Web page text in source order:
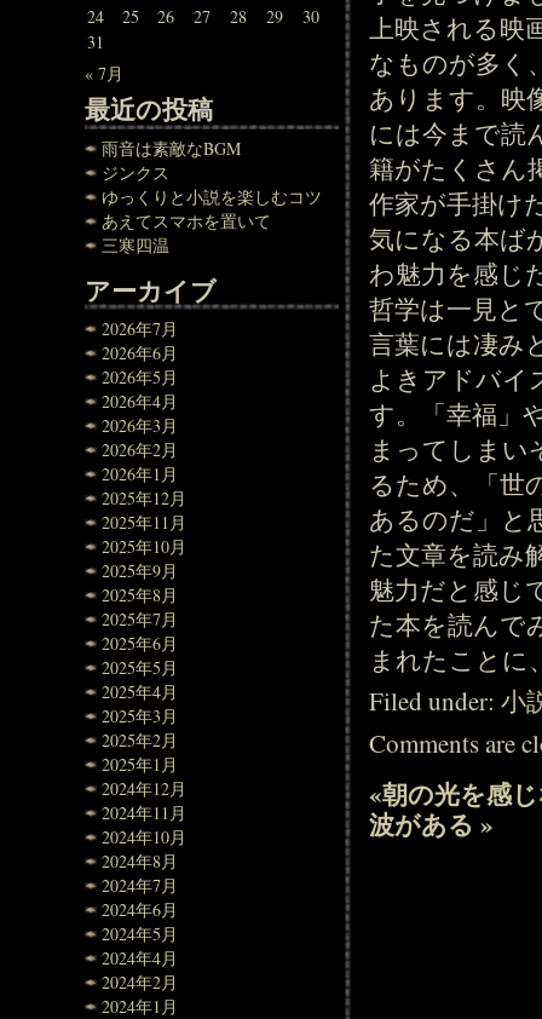
24
25 26 27 28 29
30
31
« 7月
最近の投稿
雨音は素敵なBGM
ジンクス
ゆっくりと小説を楽しむコツ
あえてスマホを置いて
三寒四温
アーカイブ
2026年7月
2026年6月
2026年5月
2026年4月
2026年3月
2026年2月
2026年1月
2025年12月
2025年11月
2025年10月
2025年9月
2025年8月
2025年7月
2025年6月
2025年5月
2025年4月
2025年3月
2025年2月
2025年1月
2024年12月
2024年11月
2024年10月
2024年8月
2024年7月
2024年6月
2024年5月
2024年4月
2024年2月
2024年1月
上映される
なものが多く
あります。映
には今まで読
籍がたくさん
作家が手掛け
気になる本ば
わ魅力を感じ
哲学は一見と
言葉には凄み
よきアドバイ
す。「幸福」
まってしまい
るため、「世
あるのだ」と
た文章を読み
魅力だと感じ
た本を読んで
まれたことに
Filed under:小
Comments are
«朝の光を感
波がある »